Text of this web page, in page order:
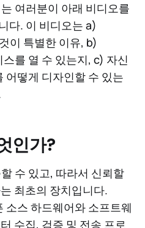
여러분이 아래 비디오를
다. 이 비디오는 a)
이 특별한 이유, b)
를 열 수 있는지, c) 자신
어떻게 디자인할 수 있는
인가?
수 있고, 따라서 신뢰할
최초의 장치입니다.
소스 하드웨어와 소프트웨
수집, 검증 및 전송 프로